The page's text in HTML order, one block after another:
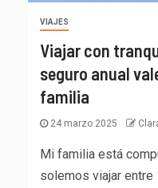
VIAJES
Viajar con
seguro anual
familia
24 marzo 2025
Mi familia está
solemos viajar entre